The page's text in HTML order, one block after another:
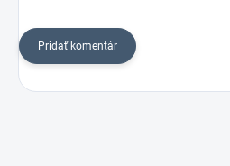
Pridať komentár